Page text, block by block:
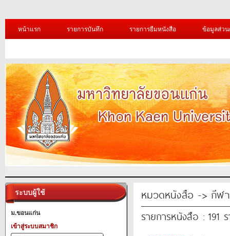
หน้าแรก รายการบันทึก รายการยืมหนังสือ ข้อมูลส่ว
ระบบผู้ใช้
ม.ขอนแก่น
เข้าสู่ระบบสมาชิก
หมวดหนังสือ -> กีฬา
รายการหนังสือ : 191